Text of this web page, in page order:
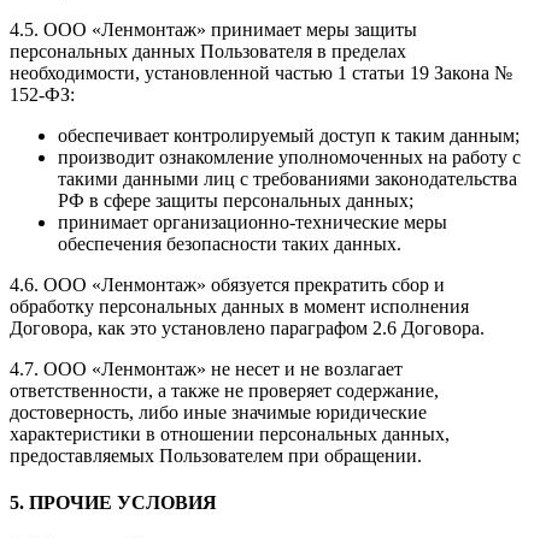
4.5. ООО «Ленмонтаж» принимает меры защиты
персональных данных Пользователя в пределах
необходимости, установленной частью 1 статьи 19 Закона №
152-ФЗ:
обеспечивает контролируемый доступ к таким данным;
производит ознакомление уполномоченных на работу с
такими данными лиц с требованиями законодательства
РФ в сфере защиты персональных данных;
принимает организационно-технические меры
обеспечения безопасности таких данных.
4.6. ООО «Ленмонтаж» обязуется прекратить сбор и
обработку персональных данных в момент исполнения
Договора, как это установлено параграфом 2.6 Договора.
4.7. ООО «Ленмонтаж» не несет и не возлагает
ответственности, а также не проверяет содержание,
достоверность, либо иные значимые юридические
характеристики в отношении персональных данных,
предоставляемых Пользователем при обращении.
5. ПРОЧИЕ УСЛОВИЯ